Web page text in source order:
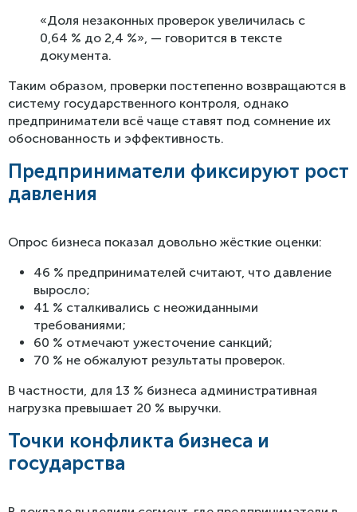
«Доля незаконных проверок увеличилась с
0,64 % до 2,4 %», — говорится в тексте
документа.
Таким образом, проверки постепенно возвращаются в
систему государственного контроля, однако
предприниматели всё чаще ставят под сомнение их
обоснованность и эффективность.
Предприниматели фиксируют рост
давления
Опрос бизнеса показал довольно жёсткие оценки:
46 % предпринимателей считают, что давление
выросло;
41 % сталкивались с неожиданными
требованиями;
60 % отмечают ужесточение санкций;
70 % не обжалуют результаты проверок.
В частности, для 13 % бизнеса административная
нагрузка превышает 20 % выручки.
Точки конфликта бизнеса и
государства